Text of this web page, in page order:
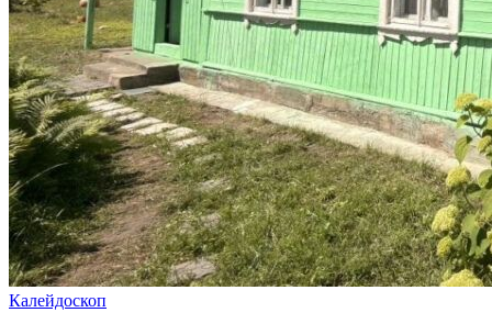
Калейдоскоп